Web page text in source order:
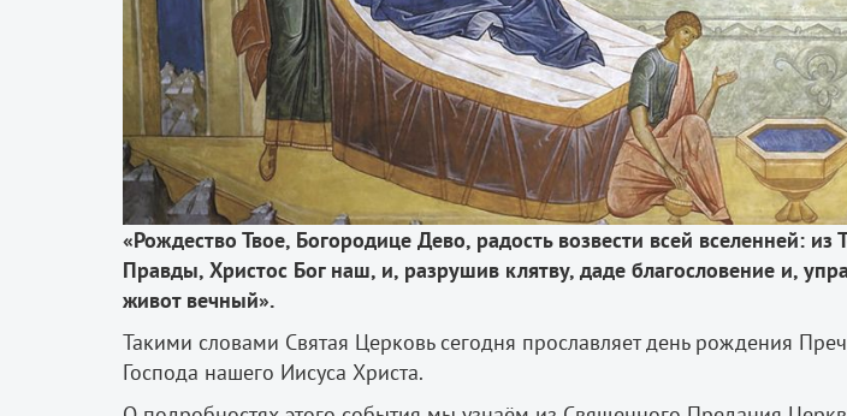
«Рождество Твое, Богородице Дево, радость возвести всей вселенней: из
Правды, Христос Бог наш, и, разрушив клятву, даде благословение и,
живот вечный».
Такими словами Святая Церковь сегодня прославляет день рождения
Господа нашего Иисуса Христа.